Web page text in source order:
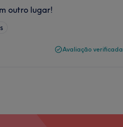
outro lugar!
Avaliação verificada